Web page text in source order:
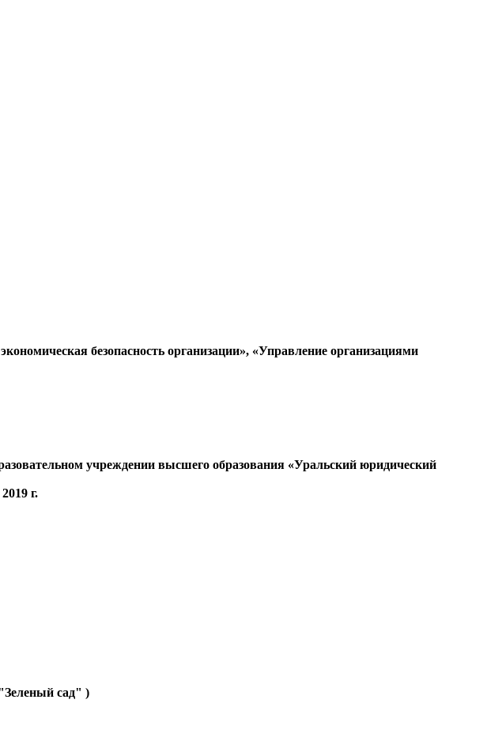
безопасность организации», «Управление организациями
учреждении высшего образования «Уральский юридический
г.
сад" )